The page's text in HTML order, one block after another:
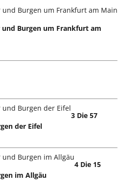
und Burgen um Frankfurt am
3 Die 57
der Eifel
4 Die 15
im Allgäu